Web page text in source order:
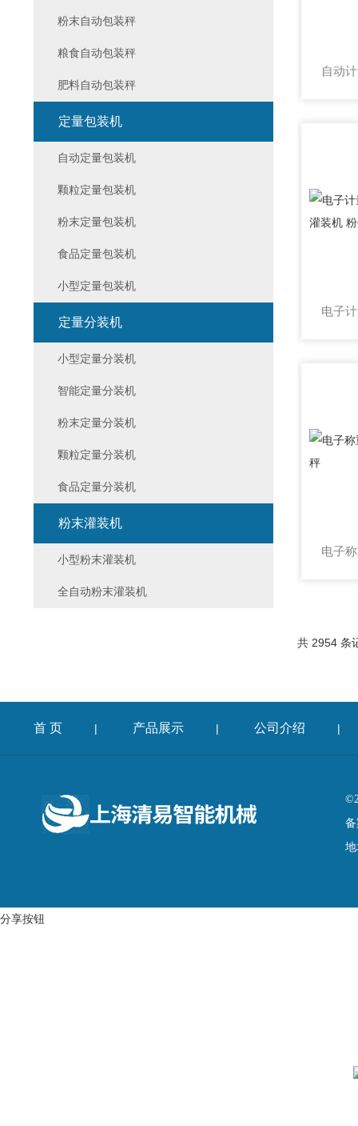
共 2954 条
粉末自动包装秤
粮食自动包装秤
肥料自动包装秤
定量包装机
自动定量包装机
颗粒定量包装机
粉末定量包装机
食品定量包装机
小型定量包装机
定量分装机
小型定量分装机
智能定量分装机
粉末定量分装机
颗粒定量分装机
食品定量分装机
粉末灌装机
小型粉末灌装机
全自动粉末灌装机
首 页 | 产品展示 | 公司介绍 |
备
分享按钮